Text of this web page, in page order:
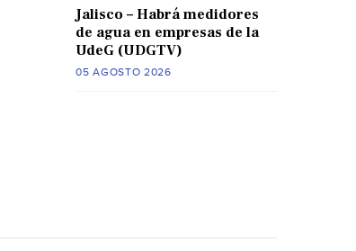
Jalisco – Habrá medidores
de agua en empresas de la
UdeG (UDGTV)
05 AGOSTO 2026